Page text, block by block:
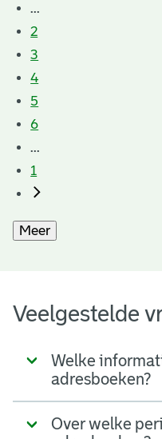
...
2
3
4
5
6
...
1
Meer
Veelgestelde
Welke
adresboeken?
Over welke